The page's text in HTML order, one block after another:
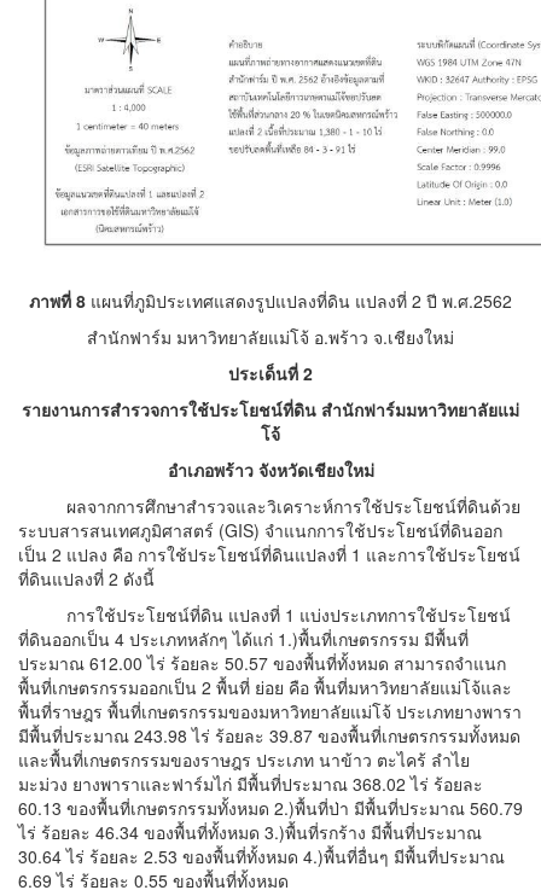
ภาพที่ 8 แผนที่ภูมิประเทศแสดงรูปแปลงที่ดิน แปลงที่ 2 ปี พ.ศ.2562
สำนักฟาร์ม มหาวิทยาลัยแม่โจ้ อ.พร้าว จ.เชียงใหม่
ประเด็นที่ 2
รายงานการสำรวจการใช้ประโยชน์ที่ดิน สำนักฟาร์มมหาวิทยาลัยแม่
โจ้
อำเภอพร้าว จังหวัดเชียงใหม่
ผลจากการศึกษาสำรวจและวิเคราะห์การใช้ประโยชน์ที่ดินด้วย
ระบบสารสนเทศภูมิศาสตร์ (GIS) จำแนกการใช้ประโยชน์ที่ดินออก
เป็น 2 แปลง คือ การใช้ประโยชน์ที่ดินแปลงที่ 1 และการใช้ประโยชน์
ที่ดินแปลงที่ 2 ดังนี้
การใช้ประโยชน์ที่ดิน แปลงที่ 1 แบ่งประเภทการใช้ประโยชน์
ที่ดินออกเป็น 4 ประเภทหลักๆ ได้แก่ 1.)พื้นที่เกษตรกรรม มีพื้นที่
ประมาณ 612.00 ไร่ ร้อยละ 50.57 ของพื้นที่ทั้งหมด สามารถจำแนก
พื้นที่เกษตรกรรมออกเป็น 2 พื้นที่ ย่อย คือ พื้นที่มหาวิทยาลัยแม่โจ้และ
พื้นที่ราษฎร พื้นที่เกษตรกรรมของมหาวิทยาลัยแม่โจ้ ประเภทยางพารา
มีพื้นที่ประมาณ 243.98 ไร่ ร้อยละ 39.87 ของพื้นที่เกษตรกรรมทั้งหมด
และพื้นที่เกษตรกรรมของราษฎร ประเภท นาข้าว ตะไคร้ ลำไย
มะม่วง ยางพาราและฟาร์มไก่ มีพื้นที่ประมาณ 368.02 ไร่ ร้อยละ
60.13 ของพื้นที่เกษตรกรรมทั้งหมด 2.)พื้นที่ป่า มีพื้นที่ประมาณ 560.79
ไร่ ร้อยละ 46.34 ของพื้นที่ทั้งหมด 3.)พื้นที่รกร้าง มีพื้นที่ประมาณ
30.64 ไร่ ร้อยละ 2.53 ของพื้นที่ทั้งหมด 4.)พื้นที่อื่นๆ มีพื้นที่ประมาณ
6.69 ไร่ ร้อยละ 0.55 ของพื้นที่ทั้งหมด